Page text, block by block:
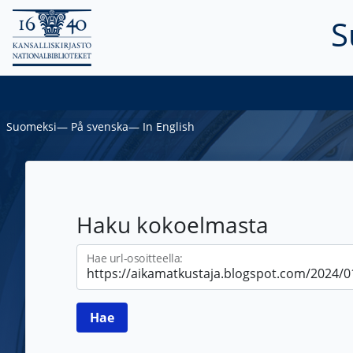
Suomeksi― På svenska― In English
Haku kokoelmasta
Hae url-osoitteella: